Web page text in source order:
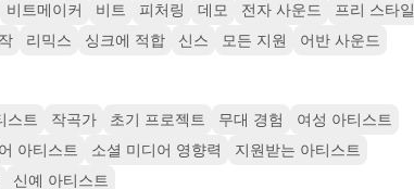
비트메이커 비트 피처링 데모 전자 사운드
프리 스타일
리믹스 싱크에 적합 신스 모든 지원 어반 사운드
스트 작곡가 초기 프로젝트 무대 경험
여성 아티스트
아티스트 소셜 미디어 영향력
지원받는 아티스트
신예 아티스트